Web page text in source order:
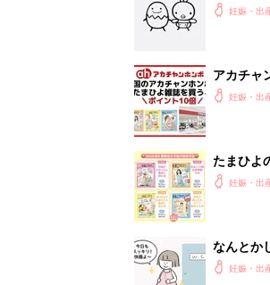
妊娠・出
アカチャ
妊娠・出
たまひよ
妊娠・出
なんとか
妊娠・出